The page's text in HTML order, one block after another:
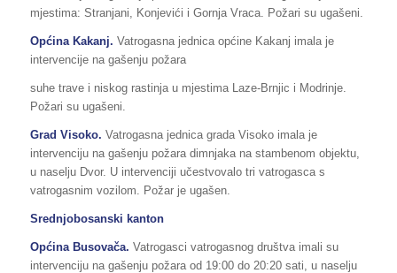
mjestima: Stranjani, Konjevići i Gornja Vraca. Požari su ugašeni.
Općina Kakanj. Vatrogasna jednica općine Kakanj imala je
intervencije na gašenju požara
suhe trave i niskog rastinja u mjestima Laze-Brnjic i Modrinje.
Požari su ugašeni.
Grad Visoko. Vatrogasna jednica grada Visoko imala je
intervenciju na gašenju požara dimnjaka na stambenom objektu,
u naselju Dvor. U intervenciji učestvovalo tri vatrogasca s
vatrogasnim vozilom. Požar je ugašen.
Srednjobosanski kanton
Općina Busovača. Vatrogasci vatrogasnog društva imali su
intervenciju na gašenju požara od 19:00 do 20:20 sati, u naselju